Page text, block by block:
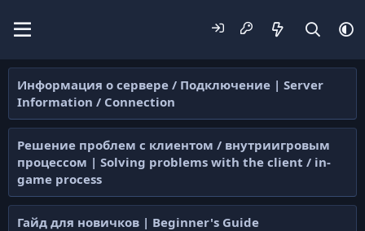
Информация о сервере / Подключение | Server
Information / Connection
Решение проблем с клиентом / внутриигровым
процессом | Solving problems with the client / in-
game process
Гайд для новичков | Beginner's Guide